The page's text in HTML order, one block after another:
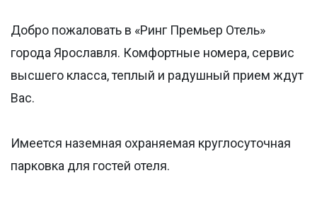
Добро пожаловать в «Ринг Премьер Отель»
города Ярославля. Комфортные номера, сервис
высшего класса, теплый и радушный прием ждут
Вас.
Имеется наземная охраняемая круглосуточная
парковка для гостей отеля.